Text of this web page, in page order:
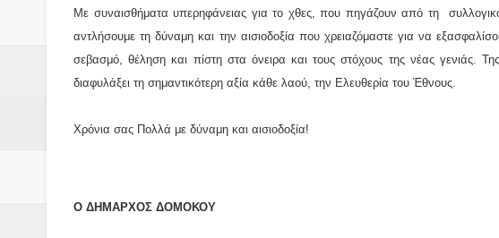
Επικύρωση των αποτελεσμάτων των
ΔΙΑΚΟΠΕΣ ΡΕΥΜΑΤΟΣ ΣΤΗΝ ΔΕΗ
ΕΙΔΩΛΙΑ Από ΠΡΟΕΡΝΑ Ναός Δήμητρας
H MAXH ΣTO ΝΤΟΜΠΡΟΥΖΗ
Με συναισθήματα υπερηφάνειας για το χθες, που πηγάζουν από τη
αντλήσουμε τη δύναμη και την αισιοδοξία που χρειαζόμαστε για να
σεβασμό, θέληση και πίστη στα όνειρα και τους στόχους της νέας γενιάς.
διαφυλάξει τη σημαντικότερη αξία κάθε λαού, την Ελευθερία του Έθνους.
Χρόνια σας Πολλά με δύναμη και αισιοδοξία!
Ο ΔΗΜΑΡΧΟΣ ΔΟΜΟΚΟΥ